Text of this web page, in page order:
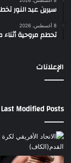
سيرين عبد النور
8 أغسطس، 2026
تحطم مروحية أثناء
الإعلانات
Last Modified Posts